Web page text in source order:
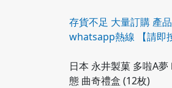
存貨不足 大量訂購 產
whatsapp熱線
【請即
日本 永井製菓 多啦A
態 曲奇禮盒 (12枚)